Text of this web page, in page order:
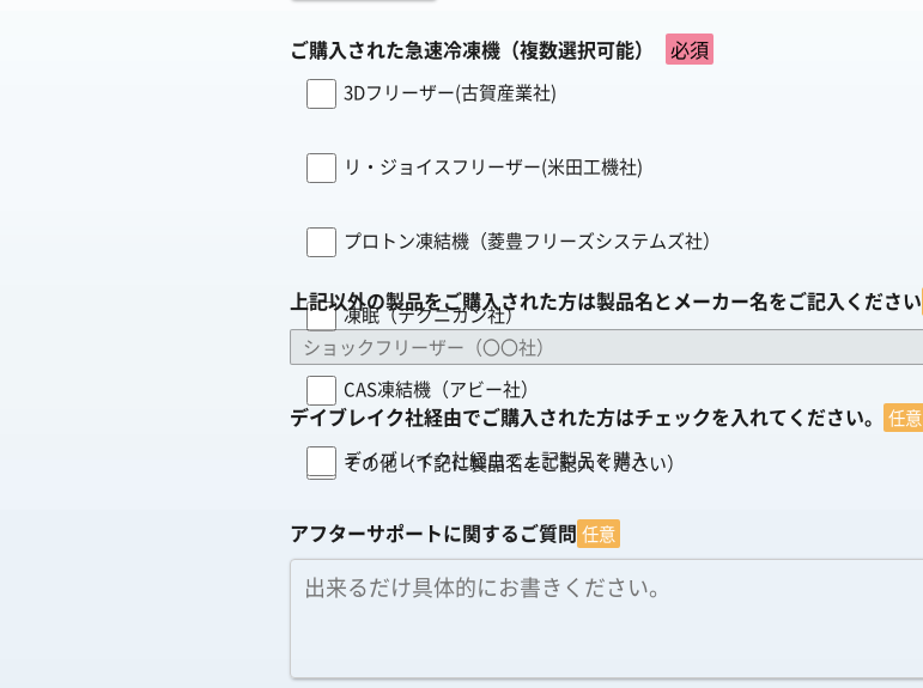
ご購入された急速冷凍機（複数選択可能） 必須
3Dフリーザー(古賀産業社)
リ・ジョイスフリーザー(米田工機社)
プロトン凍結機（菱豊フリーズシステムズ社）
凍眠（テクニカン社）
CAS凍結機（アビー社）
その他（下記に製品名をご記入ください）
上記以外の製品をご購入された方は製品名とメーカー名をご記入ください
デイブレイク社経由でご購入された方はチェックを入れてください。
任意
デイブレイク社経由で上記製品を購入
アフターサポートに関するご質問 任意